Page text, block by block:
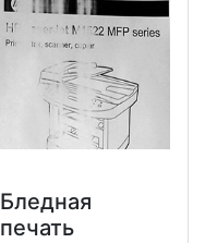
Бледная
печать